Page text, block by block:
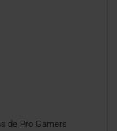
de Pro Gamers